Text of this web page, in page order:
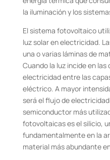
la iluminación y los
El sistema fotovoltaico
luz solar en electricidad.
una o varias láminas de
Cuando la luz incide en
electricidad entre las
eléctrico. A mayor
será el flujo de
semiconductor más
fotovoltaicas es el silicio,
fundamentalmente en la
material más abundante